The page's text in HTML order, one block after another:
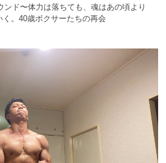
ンド〜体力は落ちても、魂はあの頃より
く。40歳ボクサーたちの再会